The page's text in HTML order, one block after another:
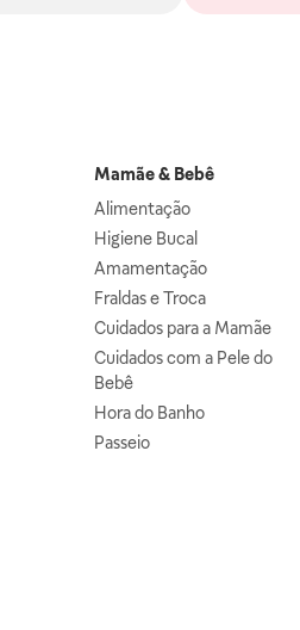
Mamãe & Bebê
Alimentação
Higiene Bucal
Amamentação
Fraldas e Troca
Cuidados para a Mamãe
Cuidados com a Pele do
Bebê
Hora do Banho
Passeio